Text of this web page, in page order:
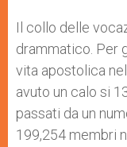
Il collo delle
drammatico. Per
vita apostolica
avuto un calo si
passati da un
199,254 membri